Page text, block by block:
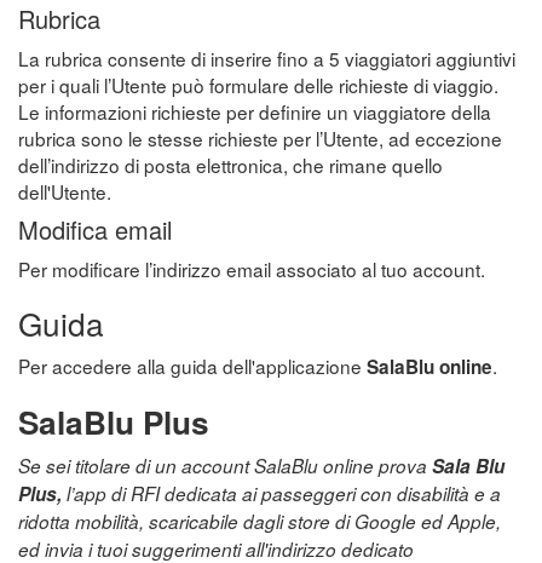
Rubrica
La rubrica consente di inserire fino a 5 viaggiatori aggiuntivi
per i quali l’Utente può formulare delle richieste di viaggio.
Le informazioni richieste per definire un viaggiatore della
rubrica sono le stesse richieste per l’Utente, ad eccezione
dell’indirizzo di posta elettronica, che rimane quello
dell'Utente.
Modifica email
Per modificare l’indirizzo email associato al tuo account.
Guida
Per accedere alla guida dell'applicazione SalaBlu online.
SalaBlu Plus
Se sei titolare di un account SalaBlu online prova Sala Blu
Plus, l’app di RFI dedicata ai passeggeri con disabilità e a
ridotta mobilità, scaricabile dagli store di Google ed Apple,
ed invia i tuoi suggerimenti all'indirizzo dedicato